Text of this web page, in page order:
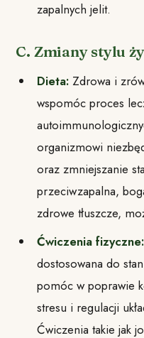
zapalnych jelit.
C. Zmiany stylu
Dieta:Zdrowa i
wspomóc proces
organizmowi
oraz zmniejszanie
przeciwzapalna,
zdrowe tłuszcze,
Ćwiczenia fizyczne:
dostosowana do
pomóc w poprawie
stresu i regulacji
Ćwiczenia takie jak